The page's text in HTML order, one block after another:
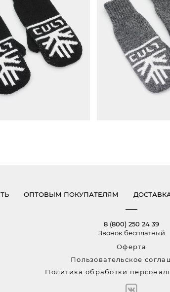
1 331 ₽
ЦВЕТ
БЕЛЫЙ
ОДЕЖДЫ / ИЗДЕЛИЯ
28СМ, ШИРИНА 8,5СМ)
27СМ, ШИРИНА 8,5СМ)
26СМ, ШИРИНА 8,5СМ)
29СМ, ШИРИНА 9СМ)
1
СЕРЫЙ/
РАЗМЕР
20 (ДЛИНА
19 (ДЛИНА
18 (ДЛИНА 26СМ,
22 (ДЛИНА
ОПТОВЫМ ПОКУПАТЕЛЯМ
8 (800) 250 24 39
Звонок бесплатный
Оферта
Пользовательское
Политика обработки